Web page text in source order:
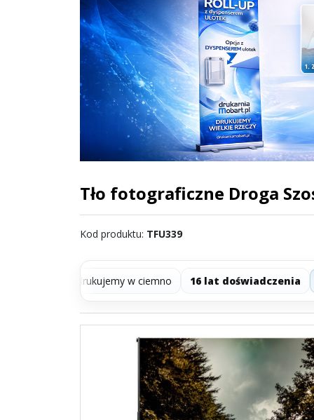
Tło fotograficzne Droga
Kod produktu: TFU339
— nie drukujemy w ciemno 16 lat doświadczenia